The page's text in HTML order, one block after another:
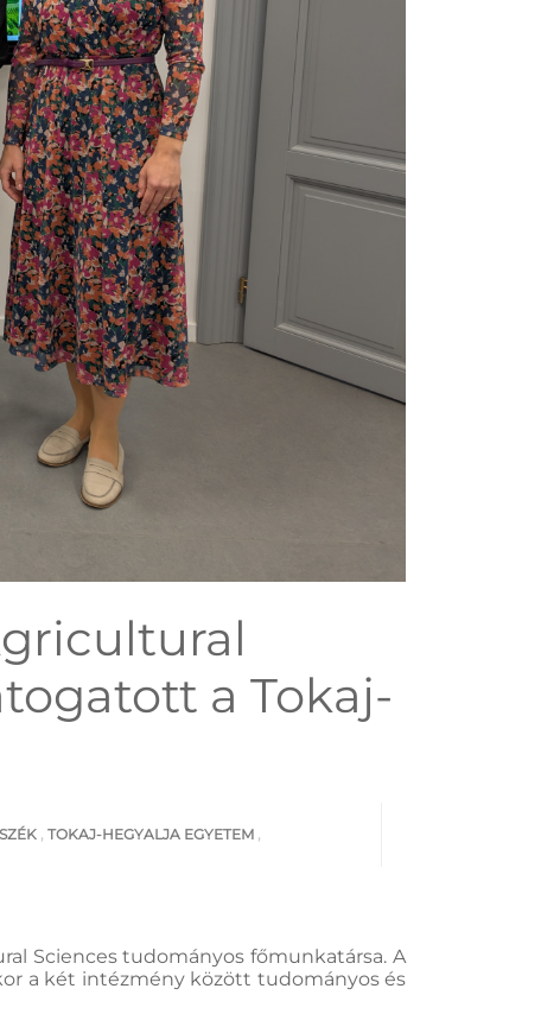
a Tokaj-
, TOKAJ-HEGYALJA EGYETEM ,
Sciences tudományos főmunkatársa. A
a két intézmény között tudományos és